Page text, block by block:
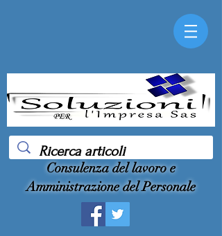
Consulenza del lavoro e
Amministrazione del Personale